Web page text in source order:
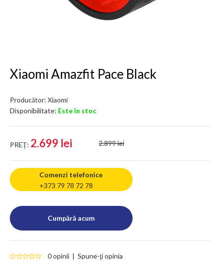
Xiaomi Amazfit Pace Black
Producător: Xiaomi
Disponibilitate: Este în stoc
PREȚ: 2.699 lei 2.899 lei
Comenzi telefonice
+373 79 78 72 78
0 opinii | Spune-ţi opinia